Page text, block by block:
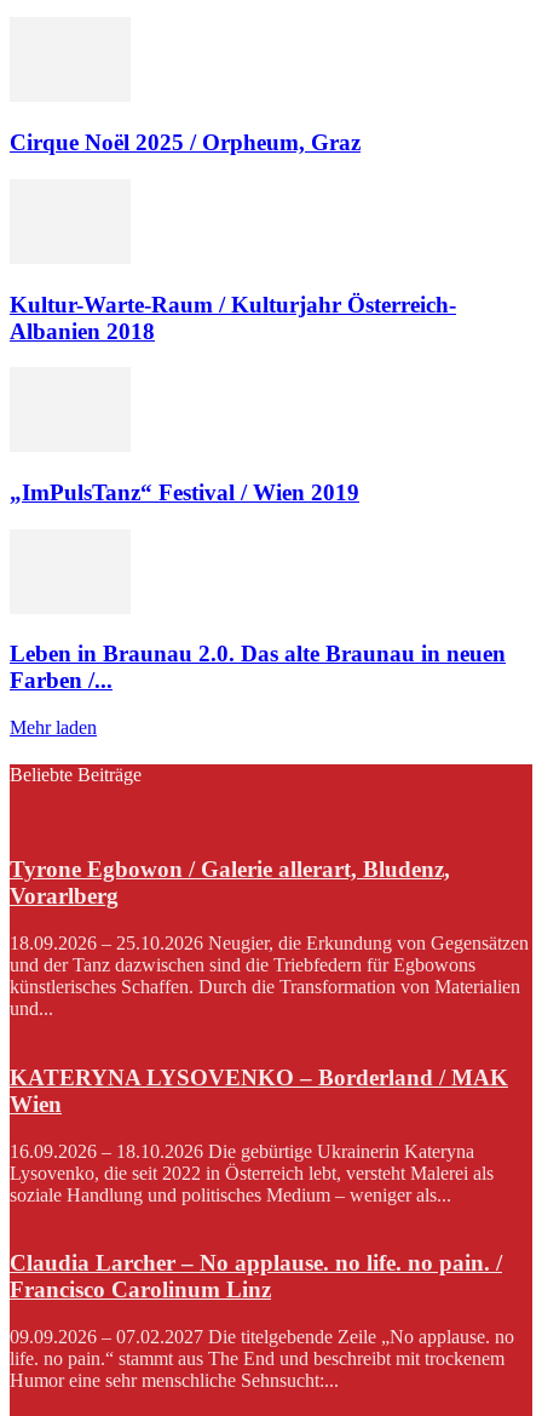
Cirque Noël 2025 / Orpheum, Graz
Kultur-Warte-Raum / Kulturjahr Österreich-
Albanien 2018
„ImPulsTanz“ Festival / Wien 2019
Leben in Braunau 2.0. Das alte Braunau in neuen
Farben /...
Mehr laden
Beliebte Beiträge
Tyrone Egbowon / Galerie allerart, Bludenz,
Vorarlberg
18.09.2026 – 25.10.2026 Neugier, die Erkundung von Gegensätzen
und der Tanz dazwischen sind die Triebfedern für Egbowons
künstlerisches Schaffen. Durch die Transformation von Materialien
und...
KATERYNA LYSOVENKO – Borderland / MAK
Wien
16.09.2026 – 18.10.2026 Die gebürtige Ukrainerin Kateryna
Lysovenko, die seit 2022 in Österreich lebt, versteht Malerei als
soziale Handlung und politisches Medium – weniger als...
Claudia Larcher – No applause. no life. no pain. /
Francisco Carolinum Linz
09.09.2026 – 07.02.2027 Die titelgebende Zeile „No applause. no
life. no pain.“ stammt aus The End und beschreibt mit trockenem
Humor eine sehr menschliche Sehnsucht:...